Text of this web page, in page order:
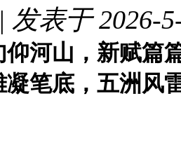
| 发表于 2026-
仰河山，新赋篇
凝笔底，五洲风